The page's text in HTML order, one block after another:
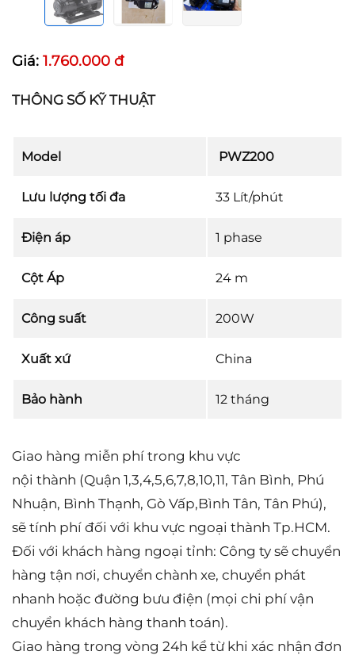
Giá: 1.760.000 đ
THÔNG SỐ KỸ THUẬT
Model PWZ200
Lưu lượng tối đa 33 Lít/phút
Điện áp 1 phase
Cột Áp 24 m
Công suất 200W
Xuất xứ China
Bảo hành 12 tháng
Giao hàng miễn phí trong khu vực
nội thành (Quận 1,3,4,5,6,7,8,10,11, Tân Bình, Phú
Nhuận, Bình Thạnh, Gò Vấp,Bình Tân, Tân Phú),
sẽ tính phí đối với khu vực ngoại thành Tp.HCM.
Đối với khách hàng ngoại tỉnh: Công ty sẽ chuyển
hàng tận nơi, chuyển chành xe, chuyển phát
nhanh hoặc đường bưu điện (mọi chi phí vận
chuyển khách hàng thanh toán).
Giao hàng trong vòng 24h kể từ khi xác nhận đơn